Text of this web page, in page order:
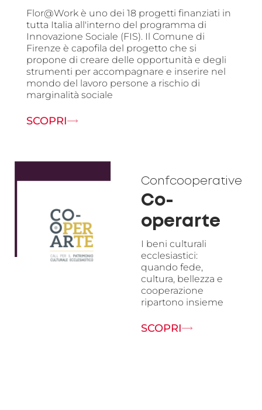
Flor@Work è uno dei 18 progetti finanziati in
tutta Italia all'interno del programma di
Innovazione Sociale (FIS). Il Comune di
Firenze è capofila del progetto che si
propone di creare delle opportunità e degli
strumenti per accompagnare e inserire nel
mondo del lavoro persone a rischio di
marginalità sociale
SCOPRI
Confcooperative
Co-
operarte
I beni culturali
ecclesiastici:
quando fede,
cultura, bellezza e
cooperazione
ripartono insieme
SCOPRI